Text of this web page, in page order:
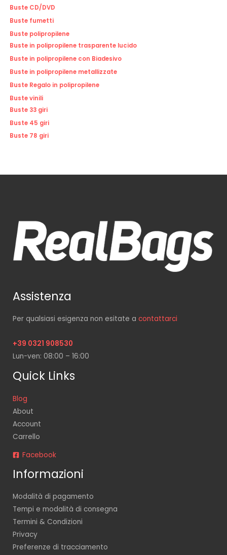
Buste CD/DVD
Buste fumetti
Buste polipropilene
Buste in polipropilene trasparente lucido
Buste in polipropilene con Biadesivo
Buste in polipropilene metallizzate
Buste Regalo in polipropilene
Buste vinili
Buste 33 giri
Buste 45 giri
Buste 78 giri
Assistenza
Per qualsiasi esigenza non esitate a contattarci
+39 0321 908530
Lun-ven: 08:00 – 16:00
Quick Links
Blog
About
Account
Carrello
Facebook
Informazioni
Modalità di pagamento
Tempi e modalità di consegna
Termini & Condizioni
Privacy
Preferenze di tracciamento